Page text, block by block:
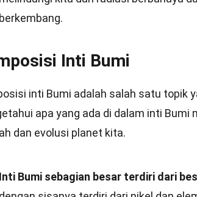
berkembang.
Inti Bumi
inti Bumi adalah salah satu topik
apa yang ada di dalam inti
dan evolusi planet kita.
Inti Bumi sebagian besar terdiri dari